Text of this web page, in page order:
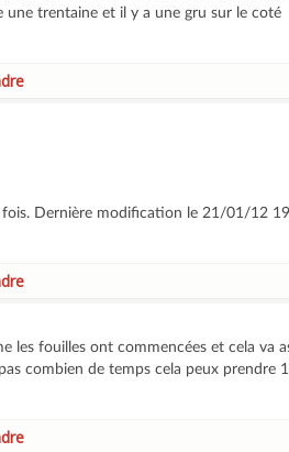
une trentaine et il y a une gru sur le coté
Dernière modification le 21/01/12
les fouilles ont commencées et cela va
combien de temps cela peux prendre